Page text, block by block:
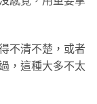
不清不楚，或者
，這種大多不太